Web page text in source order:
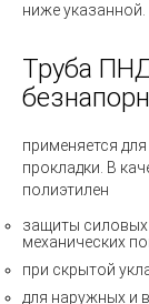
ниже указанной.
Труба
применяется
прокладки. В
полиэтилен
защиты силовых
механических
при скрытой
для наружных и